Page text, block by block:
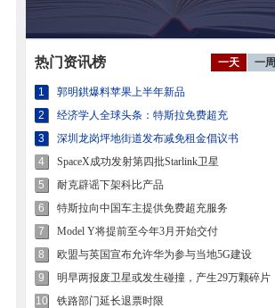
一天 一周
热门资讯榜
1
郭明錤爆料苹果上半年新品
2
经济学人全球头条：特斯拉免费超充
3
深圳龙岗坪地街道发布减免租金倡议书
4
SpaceX成功发射第四批Starlink卫星
5
耐克辟谣下架科比产品
6
特斯拉向中国车主提供免费超充服务
7
Model Y将提前至今年3月开始交付
8
欧盟与英国宣布允许华为参与当地5G建设
9
明早两报废卫星或发生碰撞，产生29万颗碎片
10
铁路部门延长退票时限